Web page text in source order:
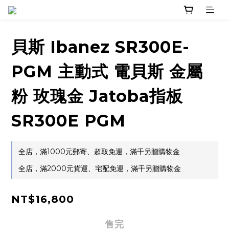
貝斯 Ibanez SR300E-
PGM 主動式 電貝斯 金屬
粉 玫瑰金 Jatoba指板
SR300E PGM
全店，滿1000元郵寄、超取免運，滿千另贈購物金
全店，滿2000元貨運、宅配免運，滿千另贈購物金
NT$16,800
售完